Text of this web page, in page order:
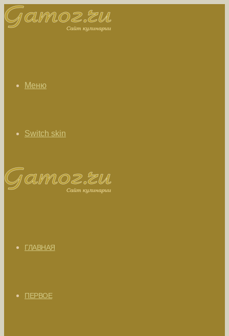
Меню
Switch skin
ГЛАВНАЯ
ПЕРВОЕ